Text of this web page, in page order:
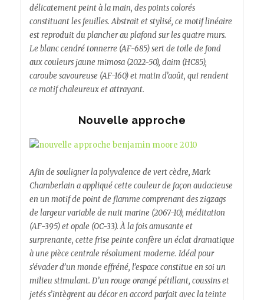
délicatement peint à la main, des points colorés
constituant les feuilles. Abstrait et stylisé, ce motif linéaire
est reproduit du plancher au plafond sur les quatre murs.
Le blanc cendré tonnerre (AF-685) sert de toile de fond
aux couleurs jaune mimosa (2022-50), daim (HC85),
caroube savoureuse (AF-160) et matin d’août, qui rendent
ce motif chaleureux et attrayant.
Nouvelle approche
Afin de souligner la polyvalence de vert cèdre, Mark
Chamberlain a appliqué cette couleur de façon audacieuse
en un motif de point de flamme comprenant des zigzags
de largeur variable de nuit marine (2067-10), méditation
(AF-395) et opale (OC-33). À la fois amusante et
surprenante, cette frise peinte confère un éclat dramatique
à une pièce centrale résolument moderne. Idéal pour
s’évader d’un monde effréné, l’espace constitue en soi un
milieu stimulant. D’un rouge orangé pétillant, coussins et
jetés s’intègrent au décor en accord parfait avec la teinte